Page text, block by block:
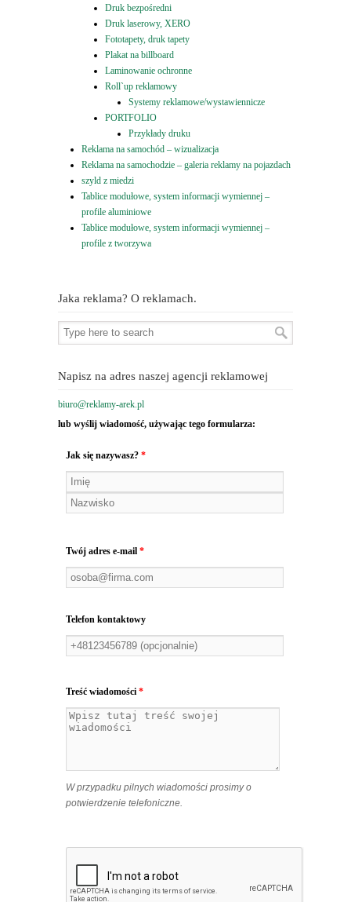
Druk bezpośredni
Druk laserowy, XERO
Fototapety, druk tapety
Plakat na billboard
Laminowanie ochronne
Roll`up reklamowy
Systemy reklamowe/wystawiennicze
PORTFOLIO
Przykłady druku
Reklama na samochód – wizualizacja
Reklama na samochodzie – galeria reklamy na pojazdach
szyld z miedzi
Tablice modułowe, system informacji wymiennej –
profile aluminiowe
Tablice modułowe, system informacji wymiennej –
profile z tworzywa
Jaka reklama? O reklamach.
Napisz na adres naszej agencji reklamowej
biuro@reklamy-arek.pl
lub wyślij wiadomość, używając tego formularza:
Jak się nazywasz? *
Twój adres e-mail *
Telefon kontaktowy
Treść wiadomości *
W przypadku pilnych wiadomości prosimy o
potwierdzenie telefoniczne.